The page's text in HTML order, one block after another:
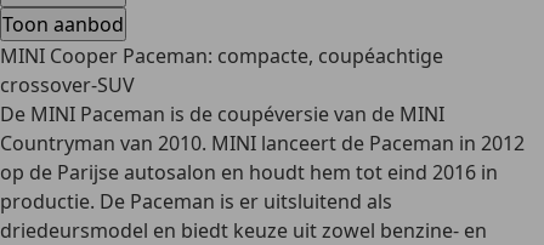
Toon aanbod
MINI Cooper Paceman: compacte, coupéachtige
crossover-SUV
De MINI Paceman is de coupéversie van de MINI
Countryman van 2010. MINI lanceert de Paceman in 2012
op de Parijse autosalon en houdt hem tot eind 2016 in
productie. De Paceman is er uitsluitend als
driedeursmodel en biedt keuze uit zowel benzine- en